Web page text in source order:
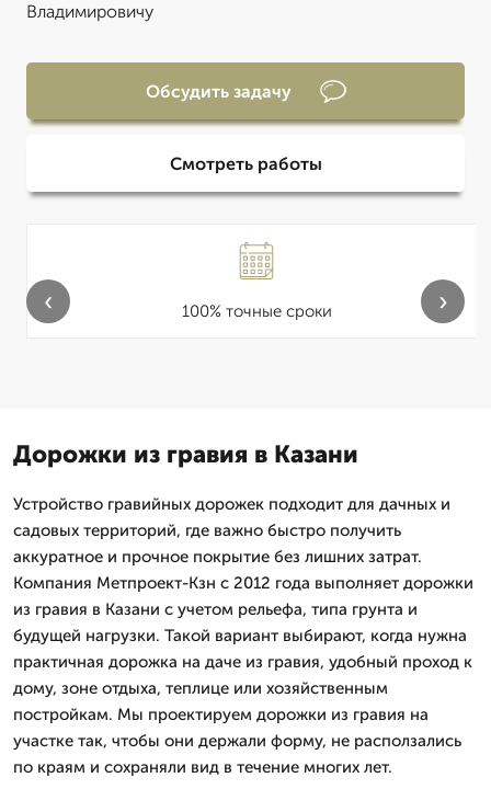
Владимировичу
Обсудить задачу
Смотреть работы
100% точные сроки
‹ ›
Дорожки из гравия в Казани
Устройство гравийных дорожек подходит для дачных и
садовых территорий, где важно быстро получить
аккуратное и прочное покрытие без лишних затрат.
Компания Метпроект-Кзн с 2012 года выполняет дорожки
из гравия в Казани с учетом рельефа, типа грунта и
будущей нагрузки. Такой вариант выбирают, когда нужна
практичная дорожка на даче из гравия, удобный проход к
дому, зоне отдыха, теплице или хозяйственным
постройкам. Мы проектируем дорожки из гравия на
участке так, чтобы они держали форму, не расползались
по краям и сохраняли вид в течение многих лет.